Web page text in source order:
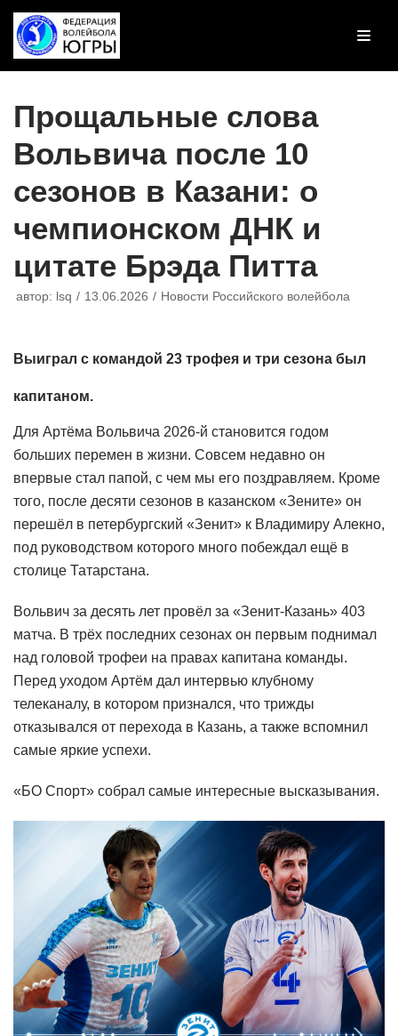
Перейти
к
Прощальные слова
Вольвича после 10
сезонов в Казани: о
чемпионском ДНК и
цитате Брэда Питта
автор: lsq 13.06.2026 Новости Российского волейбола
Выиграл с командой 23 трофея и три сезона был
капитаном.
Для Артёма Вольвича 2026-й становится годом
больших перемен в жизни. Совсем недавно он
впервые стал папой, с чем мы его поздравляем. Кроме
того, после десяти сезонов в казанском «Зените» он
перешёл в петербургский «Зенит» к Владимиру Алекно,
под руководством которого много побеждал ещё в
столице Татарстана.
Вольвич за десять лет провёл за «Зенит-Казань» 403
матча. В трёх последних сезонах он первым поднимал
над головой трофеи на правах капитана команды.
Перед уходом Артём дал интервью клубному
телеканалу, в котором признался, что трижды
отказывался от перехода в Казань, а также вспомнил
самые яркие успехи.
«БО Спорт» собрал самые интересные высказывания.